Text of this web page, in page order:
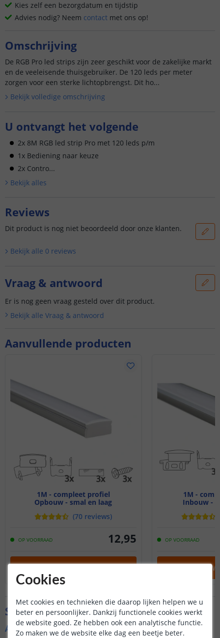
Kies zelf een bezorgdatum en tijdstip
Advies nodig? Neem contact met ons op!
Omschrijving
De RGB Pro led strips zijn zeer geschikt voor de zakelijke markt
en de veeleisende thuisgebruiker. De 120 leds per meter
zorgen voor een sterke lichtopbrengst. Dit ho...
Bekijk volledige omschrijving
U ontvangt het volgende
2x 8M RGB led strip Pro met 120 leds p/m
1x Bediening naar keuze
2x Contro...
Bekijk alles
Aanvullende producten
1M - compleet profiel
Opbouw - smal en laag
(70 reviews)
OP VOORRAAD 12,95
1M -
Inbouw -
OP VOORRAAD
IN
Reviews
Dit product is nog niet beoordeeld door onze klanten.
Bekijk alle 0 reviews
Vraag & antwoord
Er is nog geen vraag gesteld over dit product.
Bekijk alle Vraag & antwoord
Specificaties
Algemene kenmerken
Cookies
Met cookies en technieken die daarop lijken helpen we u
beter en persoonlijker. Dankzij functionele cookies werkt
de website goed. Ze hebben ook een analytische functie.
Zo maken we de website elke dag een beetje beter.